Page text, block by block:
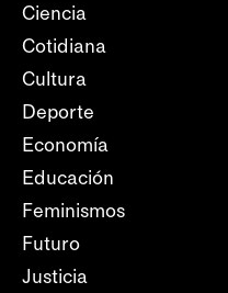
Ciencia
Cotidiana
Cultura
Deporte
Economía
Educación
Feminismos
Futuro
Justicia